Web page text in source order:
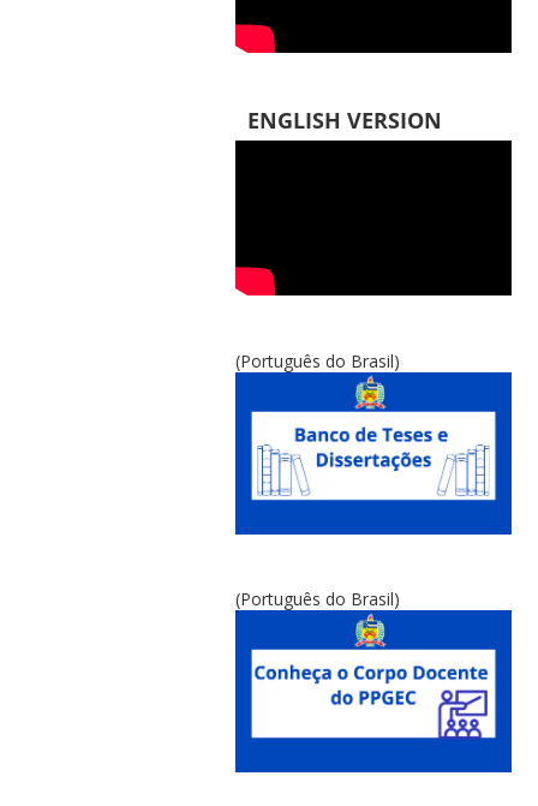
ENGLISH VERSION
(Português do Brasil)
(Português do Brasil)